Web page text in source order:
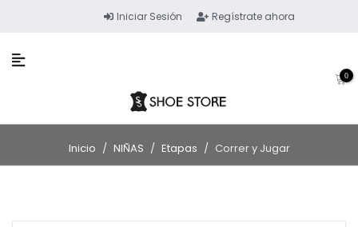
Iniciar Sesión Regístrate ahora
0
Inicio / NIÑAS / Etapas / Correr y Jugar